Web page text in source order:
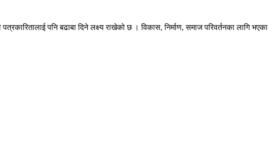
पनि बढाबा दिने लक्ष्य राखेको छ । विकास, निर्माण, समाज परिवर्तनका लागि भएका